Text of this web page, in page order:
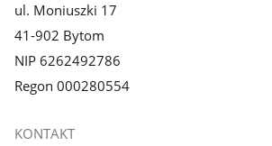
ul. Moniuszki 17
41-902 Bytom
NIP 6262492786
Regon 000280554
KONTAKT